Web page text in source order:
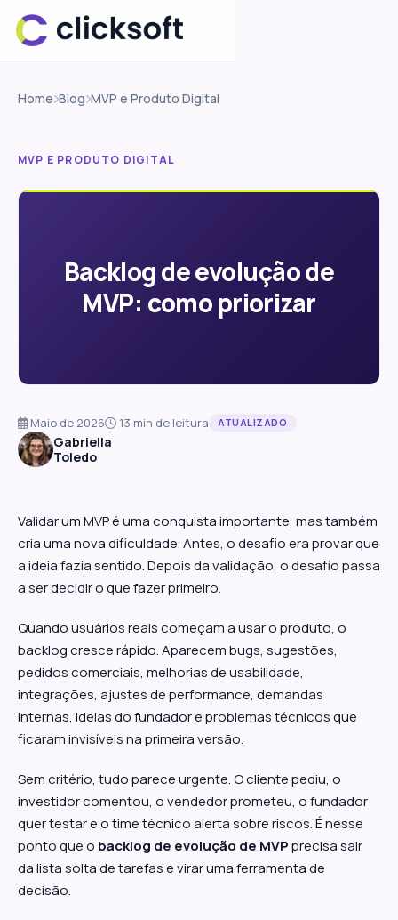
Home Blog MVP e Produto Digital
MVP E PRODUTO DIGITAL
Backlog de evolução de
MVP: como priorizar
Maio de 2026 13 min de leitura ATUALIZADO
Gabriella
Toledo
Validar um MVP é uma conquista importante, mas também
cria uma nova dificuldade. Antes, o desafio era provar que
a ideia fazia sentido. Depois da validação, o desafio passa
a ser decidir o que fazer primeiro.
Quando usuários reais começam a usar o produto, o
backlog cresce rápido. Aparecem bugs, sugestões,
pedidos comerciais, melhorias de usabilidade,
integrações, ajustes de performance, demandas
internas, ideias do fundador e problemas técnicos que
ficaram invisíveis na primeira versão.
Sem critério, tudo parece urgente. O cliente pediu, o
investidor comentou, o vendedor prometeu, o fundador
quer testar e o time técnico alerta sobre riscos. É nesse
ponto que o backlog de evolução de MVPprecisa sair
da lista solta de tarefas e virar uma ferramenta de
decisão.